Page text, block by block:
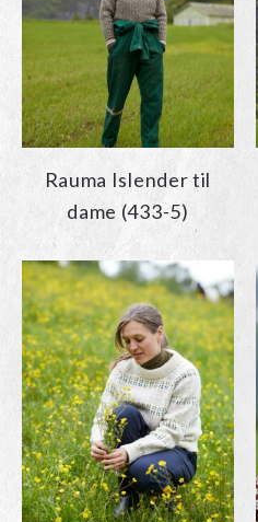
Rauma Islender til
dame (433-5)